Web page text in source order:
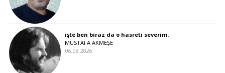
işte ben biraz da o hasreti severim.
MUSTAFA AKMEŞE
06.08.2026